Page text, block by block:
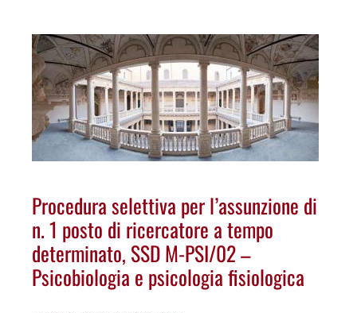
Procedura selettiva per l’assunzione di
n. 1 posto di ricercatore a tempo
determinato, SSD M-PSI/02 –
Psicobiologia e psicologia fisiologica